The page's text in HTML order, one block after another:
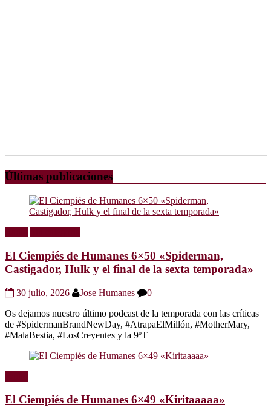
Últimas publicaciones
El Ciempiés de Humanes 6×50 «Spiderman,
Castigador, Hulk y el final de la sexta temporada»
30 julio, 2026 Jose Humanes
0
Os dejamos nuestro último podcast de la temporada con las críticas
de #SpidermanBrandNewDay, #AtrapaElMillón, #MotherMary,
#MalaBestia, #LosCreyentes y la 9ºT
El Ciempiés de Humanes 6×49 «Kiritaaaaa»